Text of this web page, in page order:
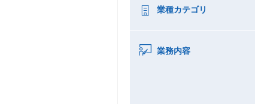
業種カテゴリ
業務内容